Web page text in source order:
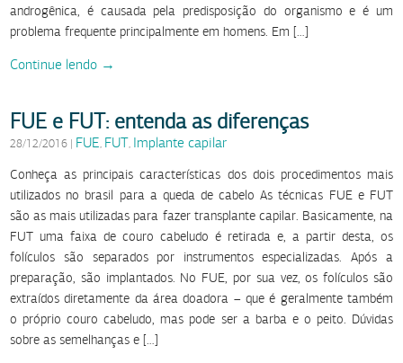
androgênica, é causada pela predisposição do organismo e é um
problema frequente principalmente em homens. Em […]
Continue lendo →
FUE e FUT: entenda as diferenças
28/12/2016 | FUE, FUT, Implante capilar
Conheça as principais características dos dois procedimentos mais
utilizados no brasil para a queda de cabelo As técnicas FUE e FUT
são as mais utilizadas para fazer transplante capilar. Basicamente, na
FUT uma faixa de couro cabeludo é retirada e, a partir desta, os
folículos são separados por instrumentos especializadas. Após a
preparação, são implantados. No FUE, por sua vez, os folículos são
extraídos diretamente da área doadora – que é geralmente também
o próprio couro cabeludo, mas pode ser a barba e o peito. Dúvidas
sobre as semelhanças e […]